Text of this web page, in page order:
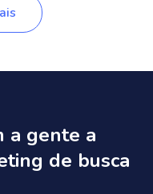
a gente a
de busca